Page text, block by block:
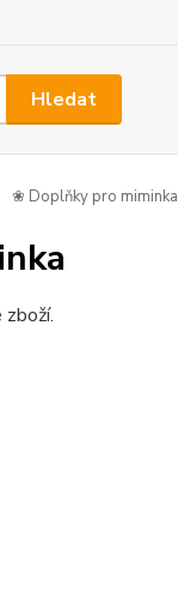
Hledat
❀ Doplňky pro miminka